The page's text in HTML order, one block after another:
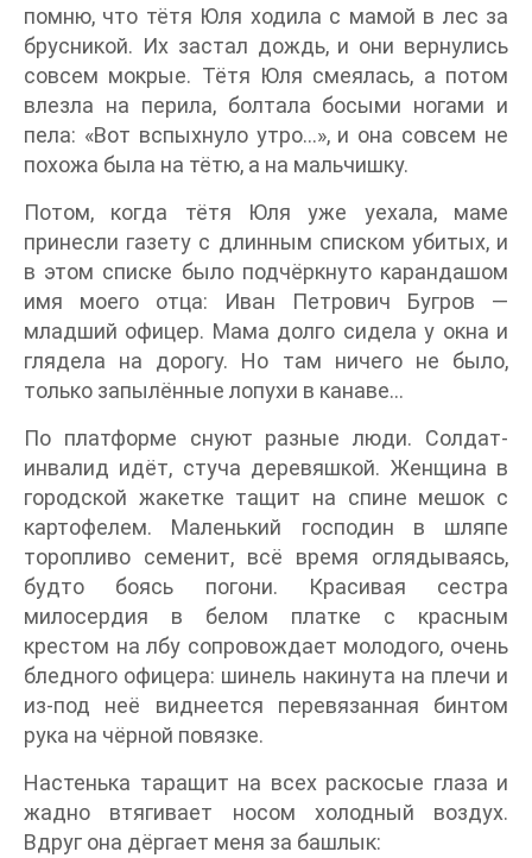
помню, что тётя Юля ходила с мамой в лес за
брусникой. Их застал дождь, и они вернулись
совсем мокрые. Тётя Юля смеялась, а потом
влезла на перила, болтала босыми ногами и
пела: «Вот вспыхнуло утро…», и она совсем не
похожа была на тётю, а на мальчишку.
Потом, когда тётя Юля уже уехала, маме
принесли газету с длинным списком убитых, и
в этом списке было подчёркнуто карандашом
имя моего отца: Иван Петрович Бугров —
младший офицер. Мама долго сидела у окна и
глядела на дорогу. Но там ничего не было,
только запылённые лопухи в канаве…
По платформе снуют разные люди. Солдат-
инвалид идёт, стуча деревяшкой. Женщина в
городской жакетке тащит на спине мешок с
картофелем. Маленький господин в шляпе
торопливо семенит, всё время оглядываясь,
будто боясь погони. Красивая сестра
милосердия в белом платке с красным
крестом на лбу сопровождает молодого, очень
бледного офицера: шинель накинута на плечи и
из-под неё виднеется перевязанная бинтом
рука на чёрной повязке.
Настенька таращит на всех раскосые глаза и
жадно втягивает носом холодный воздух.
Вдруг она дёргает меня за башлык: